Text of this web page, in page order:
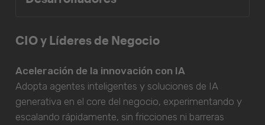
CIO y Líderes de Negocio
Aceleración de la innovación con IA
Adopta agentes inteligentes y soluciones de IA
generativa en el core del negocio, experimentando y
escalando rápidamente, sin fricciones ni barreras